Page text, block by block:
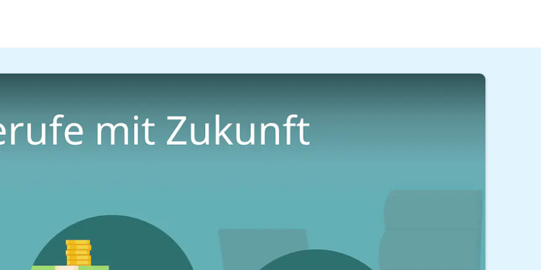
dir nun einen zukunftssicheren Job, der dazu ein gutes Gehalt bietet? In diesem Beitrag und in